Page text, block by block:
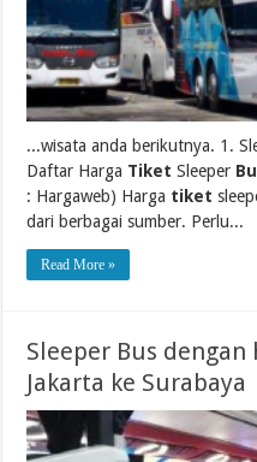
...wisata anda berikutnya. 1.
Daftar Harga Tiket Sleeper
: Hargaweb) Harga tiket
dari berbagai sumber. Perlu...
Read More »
Sleeper Bus
Jakarta ke Surabaya